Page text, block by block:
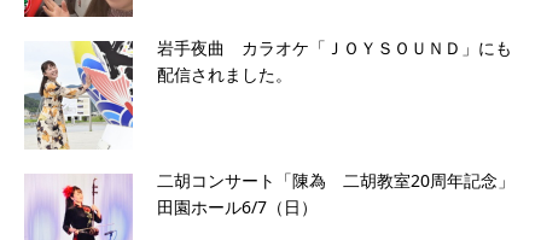
岩手夜曲 カラオケ「ＪＯＹＳＯＵＮＤ」にも
配信されました。
二胡コンサート「陳為 二胡教室20周年記念」
田園ホール6/7（日）